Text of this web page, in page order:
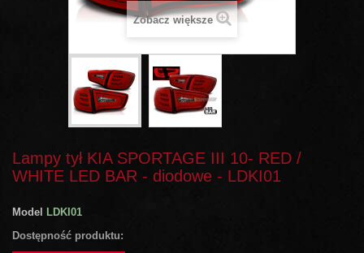
Zobacz większe
Lampy tył KIA SPORTAGE III 10- RED /
WHITE LED BAR - diodowe - LDKI01
Model
LDKI01
Dostępność produktu: